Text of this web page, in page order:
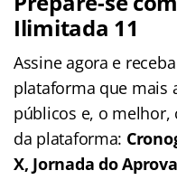
Ilimitada 11
Assine agora e
plataforma que mais
públicos e, o melhor,
da plataforma:
X, Jornada do